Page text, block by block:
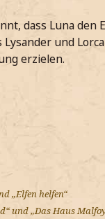
dass Luna den
und
erzielen.
„Elfen helfen“
und „Das Haus